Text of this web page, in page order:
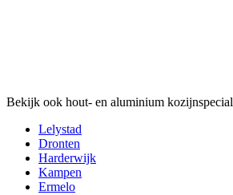
Bekijk ook hout- en aluminium
Lelystad
Dronten
Harderwijk
Kampen
Ermelo